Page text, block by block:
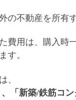
の不動産を所有
費用は、購入時
す。
、
「新築/鉄筋コン